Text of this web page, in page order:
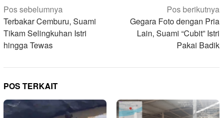
Navigasi
pos
Pos sebelumnya
Terbakar Cemburu, Suami
Tikam Selingkuhan Istri
hingga Tewas
Pos berikutnya
Gegara Foto dengan Pria
Lain, Suami “Cubit” Istri
Pakai Badik
POS TERKAIT